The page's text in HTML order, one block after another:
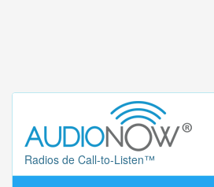
Radios de Call-to-Listen™